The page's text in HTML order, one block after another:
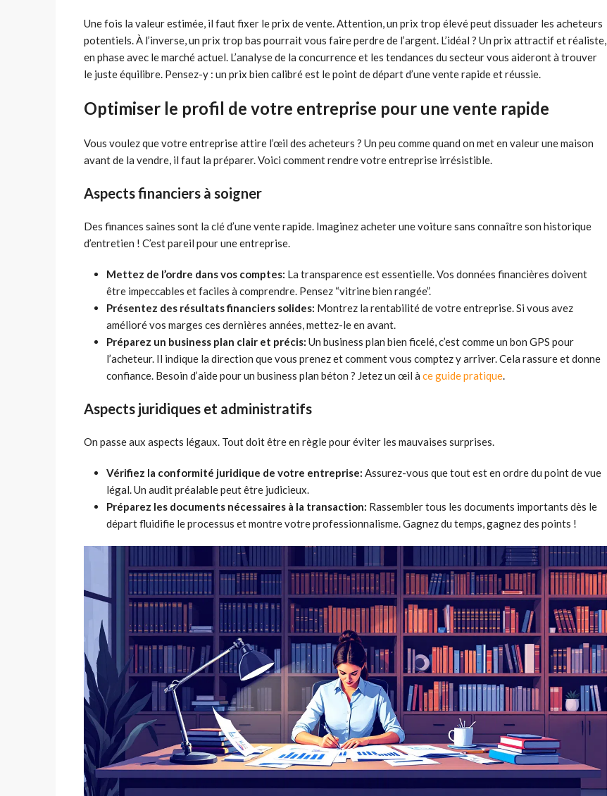
Une fois la valeur estimée, il faut fixer le prix de vente. Attention, un prix trop élevé peut dissuader les acheteurs
potentiels. À l’inverse, un prix trop bas pourrait vous faire perdre de l’argent. L’idéal ? Un prix attractif et réaliste,
en phase avec le marché actuel. L’analyse de la concurrence et les tendances du secteur vous aideront à trouver
le juste équilibre. Pensez-y : un prix bien calibré est le point de départ d’une vente rapide et réussie.
Optimiser le profil de votre entreprise pour une vente rapide
Vous voulez que votre entreprise attire l’œil des acheteurs ? Un peu comme quand on met en valeur une maison
avant de la vendre, il faut la préparer. Voici comment rendre votre entreprise irrésistible.
Aspects financiers à soigner
Des finances saines sont la clé d’une vente rapide. Imaginez acheter une voiture sans connaître son historique
d’entretien ! C’est pareil pour une entreprise.
Mettez de l’ordre dans vos comptes: La transparence est essentielle. Vos données financières doivent
être impeccables et faciles à comprendre. Pensez “vitrine bien rangée”.
Présentez des résultats financiers solides: Montrez la rentabilité de votre entreprise. Si vous avez
amélioré vos marges ces dernières années, mettez-le en avant.
Préparez un business plan clair et précis: Un business plan bien ficelé, c’est comme un bon GPS pour
l’acheteur. Il indique la direction que vous prenez et comment vous comptez y arriver. Cela rassure et donne
confiance. Besoin d’aide pour un business plan béton ? Jetez un œil à ce guide pratique.
Aspects juridiques et administratifs
On passe aux aspects légaux. Tout doit être en règle pour éviter les mauvaises surprises.
Vérifiez la conformité juridique de votre entreprise: Assurez-vous que tout est en ordre du point de vue
légal. Un audit préalable peut être judicieux.
Préparez les documents nécessaires à la transaction: Rassembler tous les documents importants dès le
départ fluidifie le processus et montre votre professionnalisme. Gagnez du temps, gagnez des points !